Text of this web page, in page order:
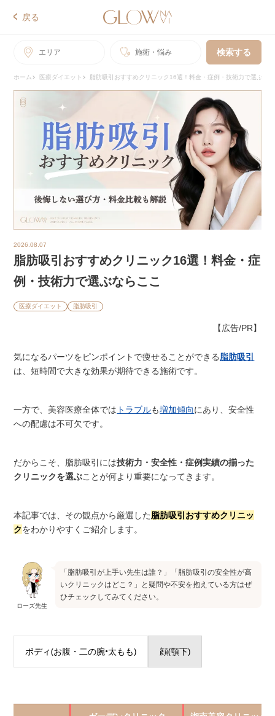
戻る
エリア 施術・悩み 検索する
ホーム 医療ダイエット 脂肪吸引おすすめクリニック16選！料金・症例・技術力で選ぶな
2026.08.07
脂肪吸引おすすめクリニック16選！料金・症
例・技術力で選ぶならここ
医療ダイエット 脂肪吸引
【広告/PR】
気になるパーツをピンポイントで痩せることができる脂肪吸引
は、短時間で大きな効果が期待できる施術です。
一方で、美容医療全体では トラブルも増加傾向にあり、安全性
への配慮は不可欠です。
だからこそ、脂肪吸引には技術力・安全性・症例実績の揃った
クリニックを選ぶことが何より重要になってきます。
本記事では、その観点から厳選した脂肪吸引おすすめクリニッ
クをわかりやすくご紹介します。
ローズ先生
「脂肪吸引が上手い先生は誰？」「脂肪吸引の安全性が高
いクリニックはどこ？」と疑問や不安を抱えている方はぜ
ひチェックしてみてください。
ボディ(お腹・二の腕•太もも) 顔(顎下)